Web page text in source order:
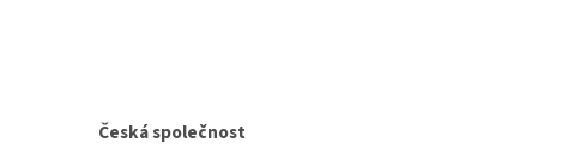
Česká společnost